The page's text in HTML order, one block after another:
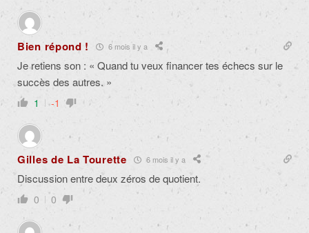
Bien répond ! 6 mois il y a
Je retiens son : « Quand tu veux financer tes échecs sur le
succès des autres. »
1 -1
Gilles de La Tourette 6 mois il y a
Discussion entre deux zéros de quotient.
0 0